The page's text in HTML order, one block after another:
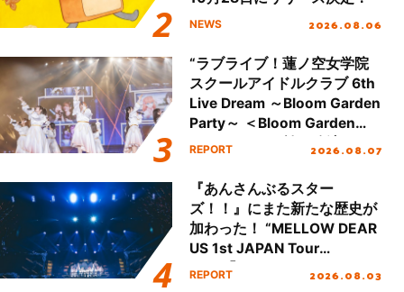
NEWS 2026.08.06
“ラブライブ！蓮ノ空女学院
スクールアイドルクラブ 6th
Live Dream ～Bloom Garden
Party～ ＜Bloom Garden
Party Stage／埼玉公演＞”
REPORT 2026.08.07
『あんさんぶるスター
ズ！！』にまた新たな歴史が
加わった！ “MELLOW DEAR
US 1st JAPAN Tour
Final「NICE to meet YOU
REPORT 2026.08.03